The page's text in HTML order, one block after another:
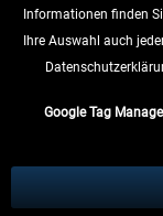
VERTRAG
** Gilt für Lieferungen
Informationen finden
Ihre Auswahl auch
Google Tag